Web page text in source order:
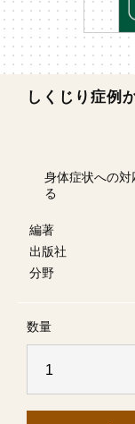
しくじり症例
身体症状への
る
編著
出版社
分野
数量